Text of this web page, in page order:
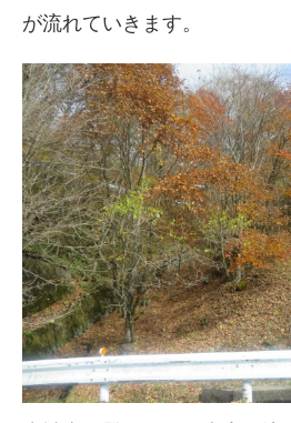
が流れていきます。